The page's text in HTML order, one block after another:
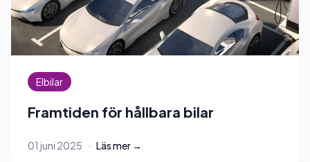
Elbilar
Framtiden för hållbara bilar
01 juni 2025 · Läs mer →